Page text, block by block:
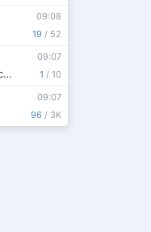
19 / 52
09:08
1 / 10
09:07
Ямато в ДС Комикс: Отряд самоубийц.
96 / 3K
09:07